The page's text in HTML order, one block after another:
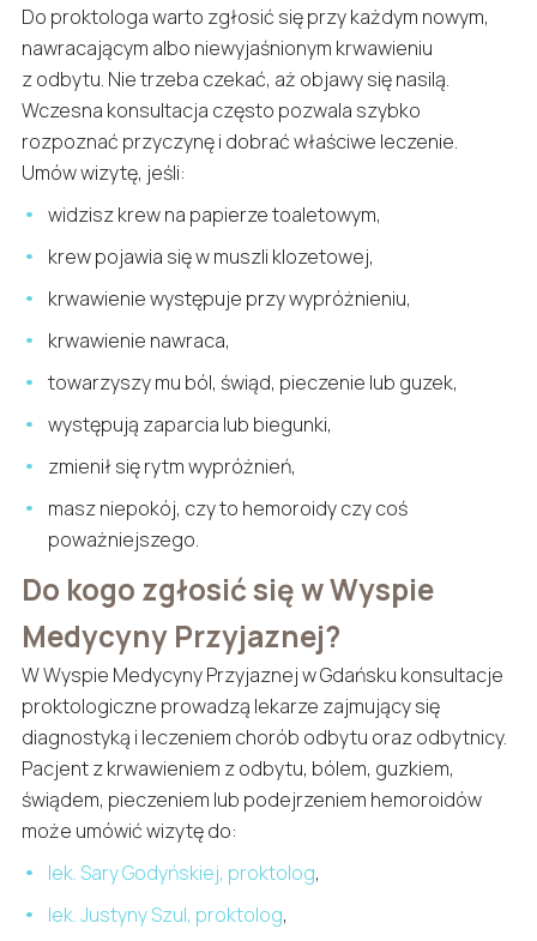
Do proktologa warto zgłosić się przy każdym nowym,
nawracającym albo niewyjaśnionym krwawieniu
z odbytu. Nie trzeba czekać, aż objawy się nasilą.
Wczesna konsultacja często pozwala szybko
rozpoznać przyczynę i dobrać właściwe leczenie.
Umów wizytę, jeśli:
widzisz krew na papierze toaletowym,
krew pojawia się w muszli klozetowej,
krwawienie występuje przy wypróżnieniu,
krwawienie nawraca,
towarzyszy mu ból, świąd, pieczenie lub guzek,
występują zaparcia lub biegunki,
zmienił się rytm wypróżnień,
masz niepokój, czy to hemoroidy czy coś
poważniejszego.
Do kogo zgłosić się w Wyspie
Medycyny Przyjaznej?
W Wyspie Medycyny Przyjaznej w Gdańsku konsultacje
proktologiczne prowadzą lekarze zajmujący się
diagnostyką i leczeniem chorób odbytu oraz odbytnicy.
Pacjent z krwawieniem z odbytu, bólem, guzkiem,
świądem, pieczeniem lub podejrzeniem hemoroidów
może umówić wizytę do:
lek. Sary Godyńskiej, proktolog,
lek. Justyny Szul, proktolog,